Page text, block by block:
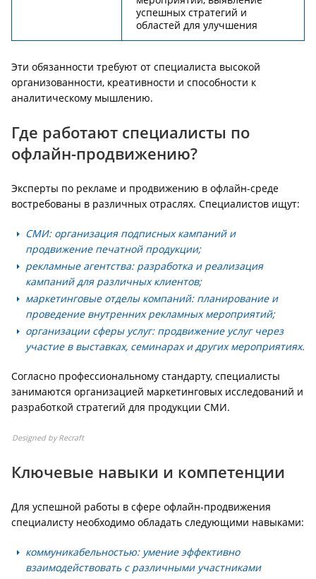
успешных стратегий и
областей для улучшения
Эти обязанности требуют от специалиста высокой
организованности, креативности и способности к
аналитическому мышлению.
Где работают специалисты по
офлайн-продвижению?
Эксперты по рекламе и продвижению в офлайн-среде
востребованы в различных отраслях. Специалистов ищут:
СМИ: организация подписных кампаний и
продвижение печатной продукции;
рекламные агентства: разработка и реализация
кампаний для различных клиентов;
маркетинговые отделы компаний: планирование и
проведение внутренних рекламных мероприятий;
организации сферы услуг: продвижение услуг через
участие в выставках, семинарах и других мероприятиях.
Согласно профессиональному стандарту, специалисты
занимаются организацией маркетинговых исследований и
разработкой стратегий для продукции СМИ.
Designed by Recraft
Ключевые навыки и компетенции
Для успешной работы в сфере офлайн-продвижения
специалисту необходимо обладать следующими навыками:
коммуникабельностью: умение эффективно
взаимодействовать с различными участниками